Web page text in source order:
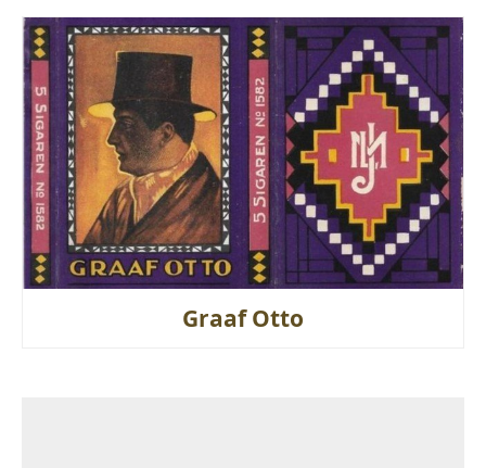
Graaf Otto